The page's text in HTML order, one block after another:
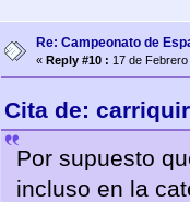
Re: Campeonato de
« Reply #10 : 17 de
Cita de:
Por supuesto
incluso en la